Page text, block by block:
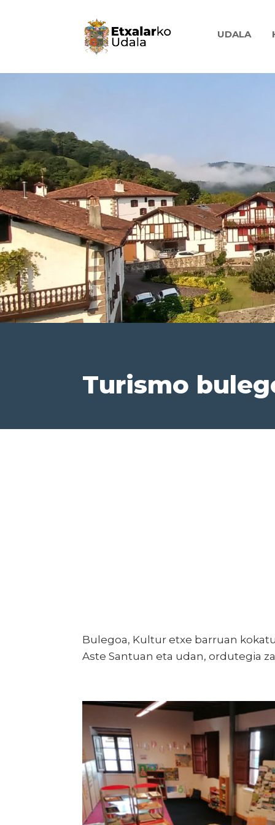
UDALA
Turismo
Bulegoa, Kultur etxe barruan
Aste Santuan eta udan, ordutegia